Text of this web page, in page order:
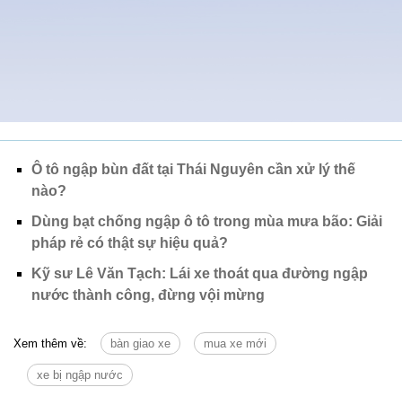
Ô tô ngập bùn đất tại Thái Nguyên cần xử lý thế
nào?
Dùng bạt chống ngập ô tô trong mùa mưa bão: Giải
pháp rẻ có thật sự hiệu quả?
Kỹ sư Lê Văn Tạch: Lái xe thoát qua đường ngập
nước thành công, đừng vội mừng
Xem thêm về: bàn giao xe mua xe mới
xe bị ngập nước